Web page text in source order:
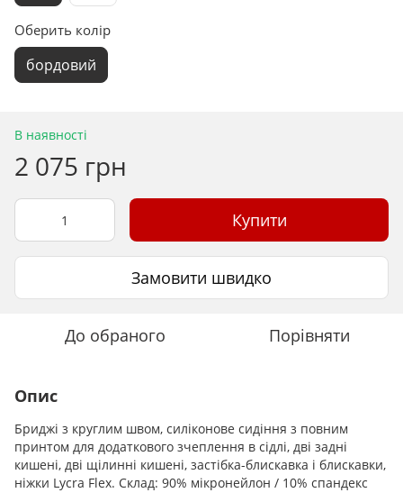
Оберить колір
бордовий
В наявності
2 075 грн
Купити
Замовити швидко
До обраного Порівняти
Опис
Бриджі з круглим швом, силіконове сидіння з повним
принтом для додаткового зчеплення в сідлі, дві задні
кишені, дві щілинні кишені, застібка-блискавка і блискавки,
ніжки Lycra Flex. Склад: 90% мікронейлон / 10% спандекс